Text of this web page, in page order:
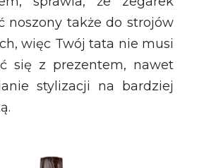
noszony także do strojów
więc Twój tata nie musi
się z prezentem, nawet
stylizacji na bardziej